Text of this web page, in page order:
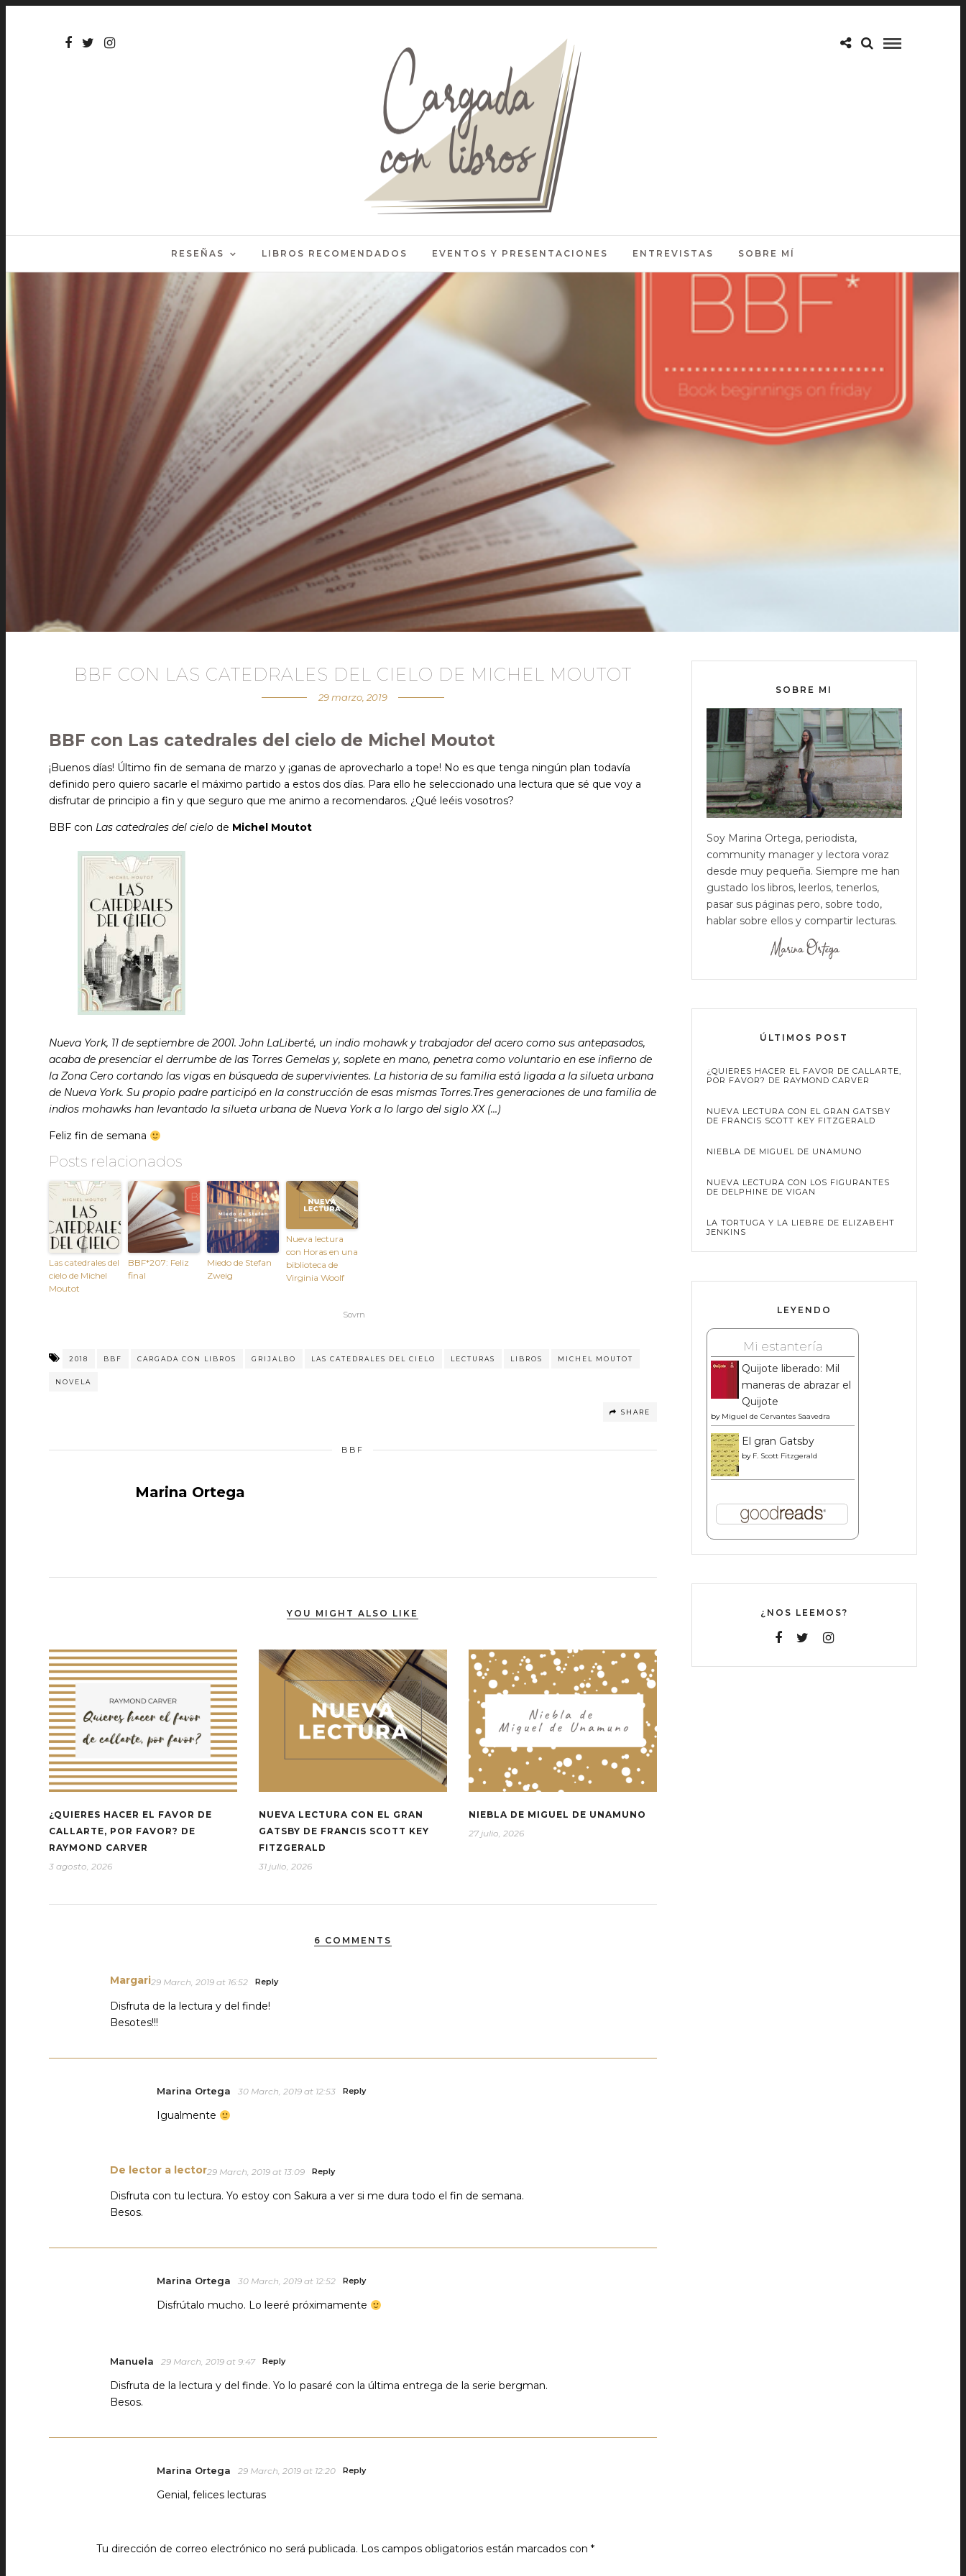
RESEÑAS LIBROS RECOMENDADOS EVENTOS Y PRESENTACIONES ENTREVISTAS SOBRE MÍ
BBF CON LAS CATEDRALES DEL CIELO DE MICHEL MOUTOT
29 marzo, 2019
BBF con Las catedrales del cielo de Michel Moutot
¡Buenos días! Último fin de semana de marzo y ¡ganas de aprovecharlo a tope! No es que tenga ningún plan todavía
definido pero quiero sacarle el máximo partido a estos dos días. Para ello he seleccionado una lectura que sé que voy a
disfrutar de principio a fin y que seguro que me animo a recomendaros. ¿Qué leéis vosotros?
BBF con Las catedrales del cielo de Michel Moutot
Nueva York, 11 de septiembre de 2001. John LaLiberté, un indio mohawk y trabajador del acero como sus antepasados,
acaba de presenciar el derrumbe de las Torres Gemelas y, soplete en mano, penetra como voluntario en ese infierno de
la Zona Cero cortando las vigas en búsqueda de supervivientes. La historia de su familia está ligada a la silueta urbana
de Nueva York. Su propio padre participó en la construcción de esas mismas Torres.Tres generaciones de una familia de
indios mohawks han levantado la silueta urbana de Nueva York a lo largo del siglo XX (…)
Feliz fin de semana
Posts relacionados
Las catedrales del
cielo de Michel
Moutot
BBF*207: Feliz
final
Miedo de Stefan
Zweig
Nueva lectura
con Horas en una
biblioteca de
Virginia Woolf
Sovrn
2018 BBF CARGADA CON LIBROS GRIJALBO LAS CATEDRALES DEL CIELO LECTURAS LIBROS MICHEL MOUTOT
NOVELA
SHARE
BBF
Marina Ortega
YOU MIGHT ALSO LIKE
¿QUIERES HACER EL FAVOR DE
CALLARTE, POR FAVOR? DE
RAYMOND CARVER
3 agosto, 2026
NUEVA LECTURA CON EL GRAN
GATSBY DE FRANCIS SCOTT KEY
FITZGERALD
31 julio, 2026
NIEBLA DE MIGUEL DE UNAMUNO
27 julio, 2026
6 COMMENTS
Margari29 March, 2019 at 16:52 Reply
Disfruta de la lectura y del finde!
Besotes!!!
Marina Ortega 30 March, 2019 at 12:53 Reply
Igualmente
De lector a lector29 March, 2019 at 13:09 Reply
Disfruta con tu lectura. Yo estoy con Sakura a ver si me dura todo el fin de semana.
Besos.
Marina Ortega 30 March, 2019 at 12:52 Reply
Disfrútalo mucho. Lo leeré próximamente
Manuela 29 March, 2019 at 9:47 Reply
Disfruta de la lectura y del finde. Yo lo pasaré con la última entrega de la serie bergman.
Besos.
Marina Ortega 29 March, 2019 at 12:20 Reply
Genial, felices lecturas
Tu dirección de correo electrónico no será publicada. Los campos obligatorios están marcados con *
SOBRE MI
Soy Marina Ortega, periodista,
community manager y lectora voraz
desde muy pequeña. Siempre me han
gustado los libros, leerlos, tenerlos,
pasar sus páginas pero, sobre todo,
hablar sobre ellos y compartir lecturas.
ÚLTIMOS POST
¿QUIERES HACER EL FAVOR DE CALLARTE,
POR FAVOR? DE RAYMOND CARVER
NUEVA LECTURA CON EL GRAN GATSBY
DE FRANCIS SCOTT KEY FITZGERALD
NIEBLA DE MIGUEL DE UNAMUNO
NUEVA LECTURA CON LOS FIGURANTES
DE DELPHINE DE VIGAN
LA TORTUGA Y LA LIEBRE DE ELIZABEHT
JENKINS
LEYENDO
Mi estantería
Quijote liberado: Mil
maneras de abrazar el
Quijote
by Miguel de Cervantes Saavedra
El gran Gatsby
by F. Scott Fitzgerald
¿NOS LEEMOS?